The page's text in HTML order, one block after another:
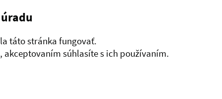
táto stránka fungovať.
súhlasíte s ich používaním.